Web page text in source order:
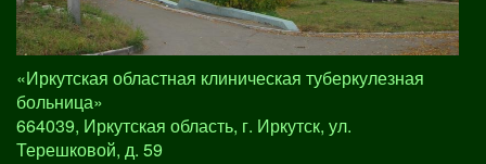
«Иркутская областная клиническая туберкулезная
больница»
664039, Иркутская область, г. Иркутск, ул.
Терешковой, д. 59